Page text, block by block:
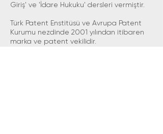
Giriş' ve 'İdare Hukuku' dersleri vermiştir.
Türk Patent Enstitüsü ve Avrupa Patent
Kurumu nezdinde 2001 yılından itibaren
marka ve patent vekilidir.